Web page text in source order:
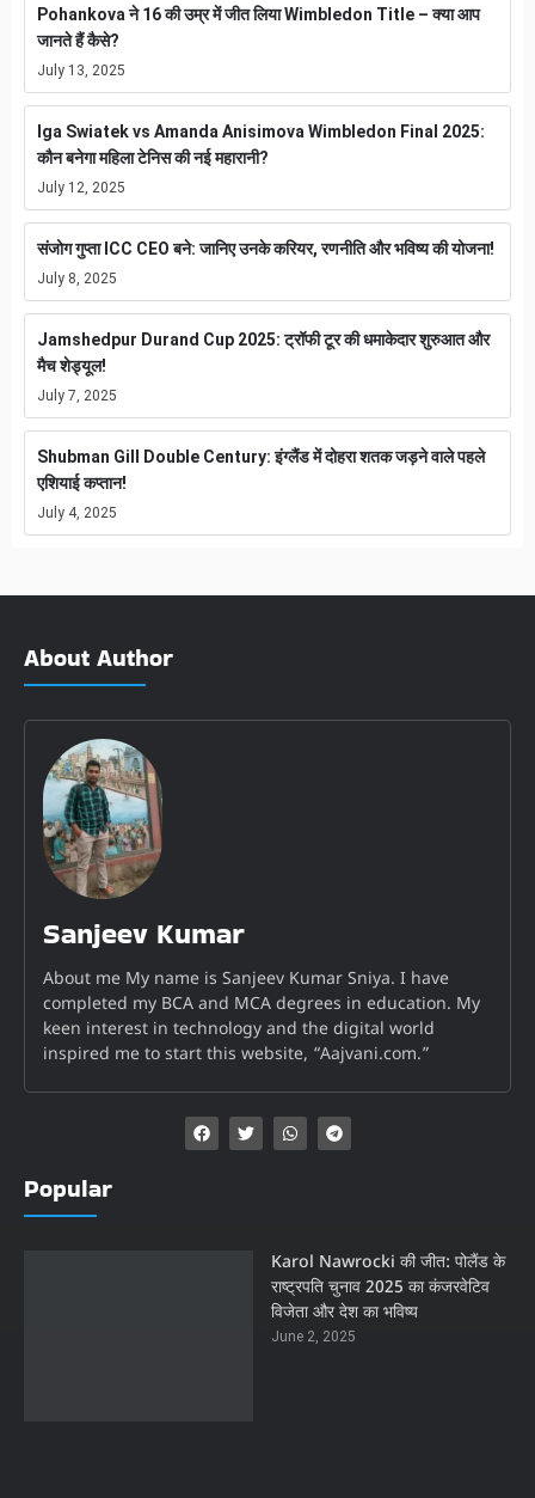
Pohankova ने 16 की उम्र में जीत लिया Wimbledon Title – क्या आप
जानते हैं कैसे?
July 13, 2025
Iga Swiatek vs Amanda Anisimova Wimbledon Final 2025:
कौन बनेगा महिला टेनिस की नई महारानी?
July 12, 2025
संजोग गुप्ता ICC CEO बने: जानिए उनके करियर, रणनीति और भविष्य की योजना!
July 8, 2025
Jamshedpur Durand Cup 2025: ट्रॉफी टूर की धमाकेदार शुरुआत और
मैच शेड्यूल!
July 7, 2025
Shubman Gill Double Century: इंग्लैंड में दोहरा शतक जड़ने वाले पहले
एशियाई कप्तान!
July 4, 2025
About Author
Sanjeev Kumar
About me My name is Sanjeev Kumar Sniya. I have
completed my BCA and MCA degrees in education. My
keen interest in technology and the digital world
inspired me to start this website, “Aajvani.com.”
Popular
Karol Nawrocki की जीत: पोलैंड के
राष्ट्रपति चुनाव 2025 का कंजरवेटिव
विजेता और देश का भविष्य
June 2, 2025